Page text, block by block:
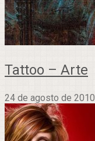
Tattoo – Arte
24 de agosto de 2010